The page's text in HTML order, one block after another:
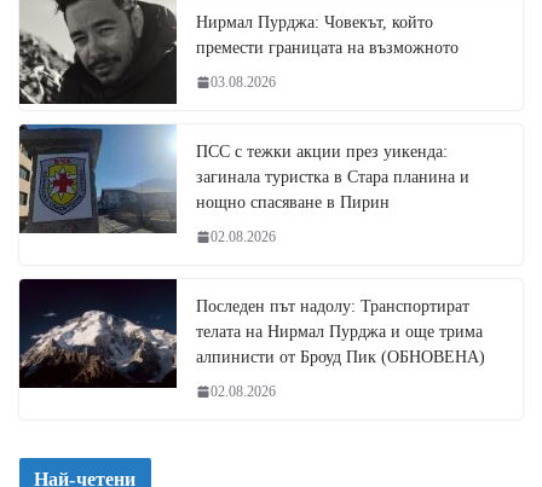
Нирмал Пурджа: Човекът, който
премести границата на възможното
03.08.2026
ПСС с тежки акции през уикенда:
загинала туристка в Стара планина и
нощно спасяване в Пирин
02.08.2026
Последен път надолу: Транспортират
телата на Нирмал Пурджа и още трима
алпинисти от Броуд Пик (ОБНОВЕНА)
02.08.2026
Най-четени